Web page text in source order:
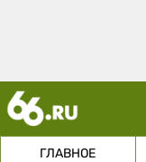
ГЛАВНОЕ